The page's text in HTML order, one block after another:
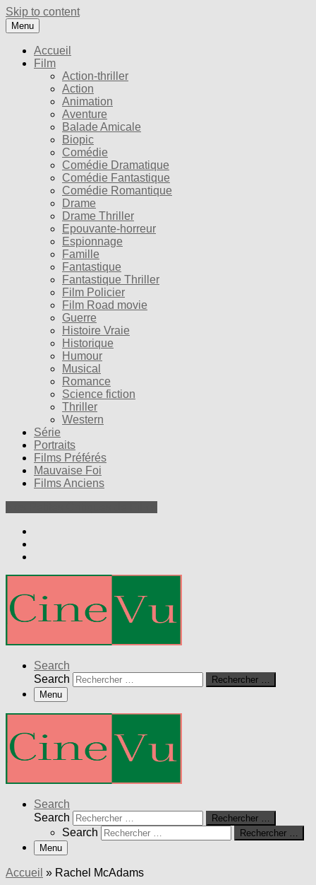
Skip to content
Menu
Accueil
Film
Action-thriller
Action
Animation
Aventure
Balade Amicale
Biopic
Comédie
Comédie Dramatique
Comédie Fantastique
Comédie Romantique
Drame
Drame Thriller
Epouvante-horreur
Espionnage
Famille
Fantastique
Fantastique Thriller
Film Policier
Film Road movie
Guerre
Histoire Vraie
Historique
Humour
Musical
Romance
Science fiction
Thriller
Western
Série
Portraits
Films Préférés
Mauvaise Foi
Films Anciens
Search
Search
Rechercher …
Menu
Search
Search
Rechercher …
Search
Rechercher …
Menu
Accueil » Rachel McAdams